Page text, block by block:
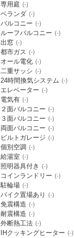
専用庭 (-)
ベランダ (-)
バルコニー (-)
ルーフバルコニー (-)
出窓 (-)
都市ガス (-)
オール電化 (-)
二重サッシ (-)
24時間換気システム (-)
エレベーター (-)
電気有 (-)
２面バルコニー (-)
３面バルコニー (-)
両面バルコニー (-)
ビルトガレージ (-)
個別空調 (-)
給湯室 (-)
照明器具付き (-)
コインランドリー (-)
駐輪場 (-)
バイク置場あり (-)
免震構造 (-)
耐震構造 (-)
外断熱工法 (-)
IHクッキングヒーター (-)